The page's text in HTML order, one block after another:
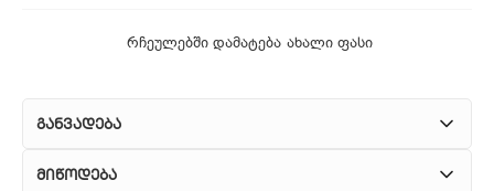
რჩეულებში დამატება ახალი ფასი
განვადება
მიწოდება